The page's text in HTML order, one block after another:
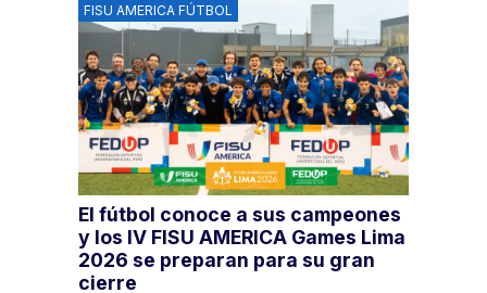
FISU AMERICA FÚTBOL
El fútbol conoce a sus campeones
y los IV FISU AMERICA Games Lima
2026 se preparan para su gran
cierre